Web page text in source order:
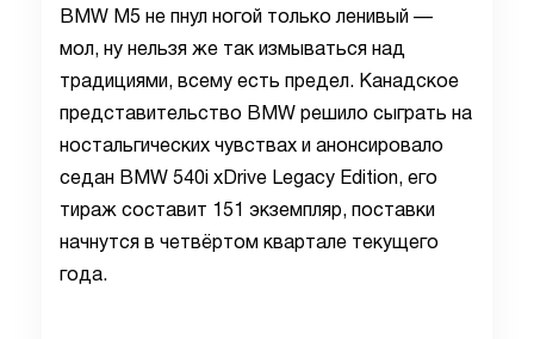
BMW M5 не пнул ногой только ленивый —
мол, ну нельзя же так измываться над
традициями, всему есть предел. Канадское
представительство BMW решило сыграть на
ностальгических чувствах и анонсировало
седан BMW 540i xDrive Legacy Edition, его
тираж составит 151 экземпляр, поставки
начнутся в четвёртом квартале текущего
года.